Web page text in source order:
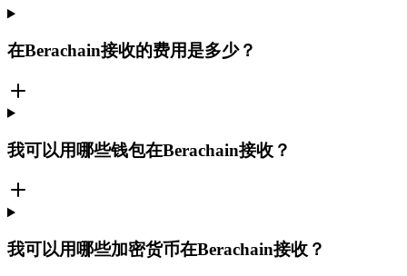
在Berachain接收的费用是多少？
我可以用哪些钱包在Berachain接收？
我可以用哪些加密货币在Berachain接收？